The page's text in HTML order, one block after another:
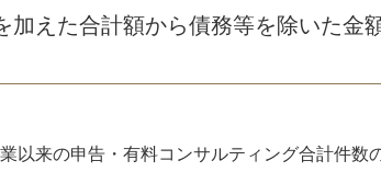
加えた合計額から債務等を除いた金額
以来の申告・有料コンサルティング合計件数